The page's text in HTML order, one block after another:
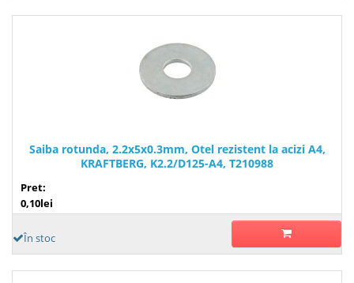
Saiba rotunda, 2.2x5x0.3mm, Otel rezistent la acizi A4,
KRAFTBERG, K2.2/D125-A4, T210988
Pret:
0,10lei
În stoc